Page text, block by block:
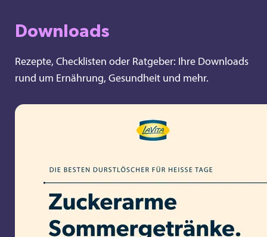
Downloads
Rezepte, Checklisten oder Ratgeber: Ihre Downloads
rund um Ernährung, Gesundheit und mehr.